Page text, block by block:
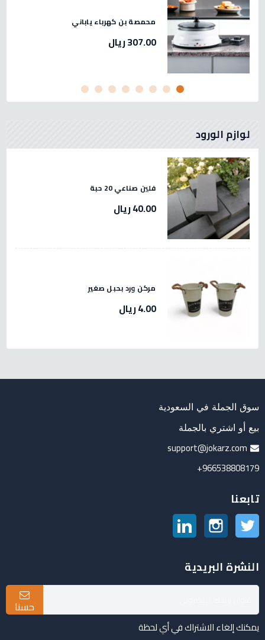
محمصة بن كهرباء ياباني
307.00 ريال
لوازم الورود
فلين صناعي 20 حبة
40.00 ريال
مركن ورد بحبل صغير
4.00 ريال
سوق الجملة في السعودية
بيع أو اشتري بالجملة
support@jokarz.com
966538808179+
تابعنا
تويتر انستغرام
النشرة البريدية
حسنا
يمكنك إلغاء الاشتراك في أي لحظة